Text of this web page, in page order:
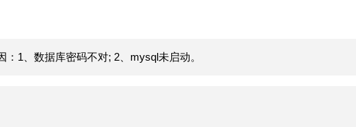
1、数据库密码不对; 2、mysql未启动。